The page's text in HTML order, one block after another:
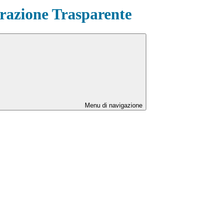
Trasparente
Menu di navigazione